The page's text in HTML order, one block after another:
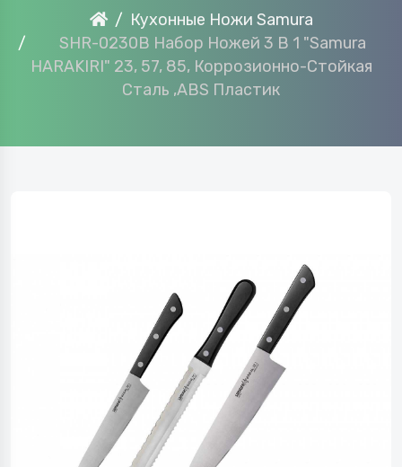
Кухонные Ножи Samura
SHR-0230B Набор Ножей 3 В 1 "Samura
HARAKIRI" 23, 57, 85, Коррозионно-Стойкая
Сталь ,ABS Пластик